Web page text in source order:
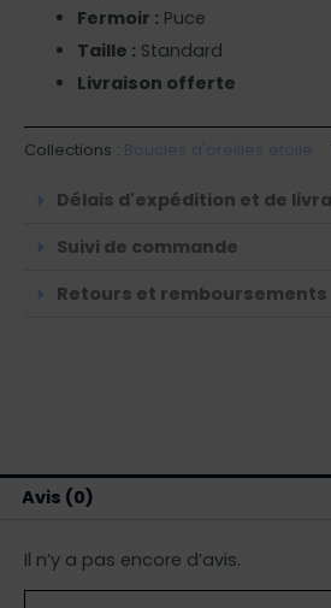
Fermoir : Puce
Taille : Standard
Livraison offerte
Collections : Boucles d'oreilles etoile
Délais d'expédition et de
Suivi de commande
Retours et remboursements
Avis (0)
Il n’y a pas encore d’avis.